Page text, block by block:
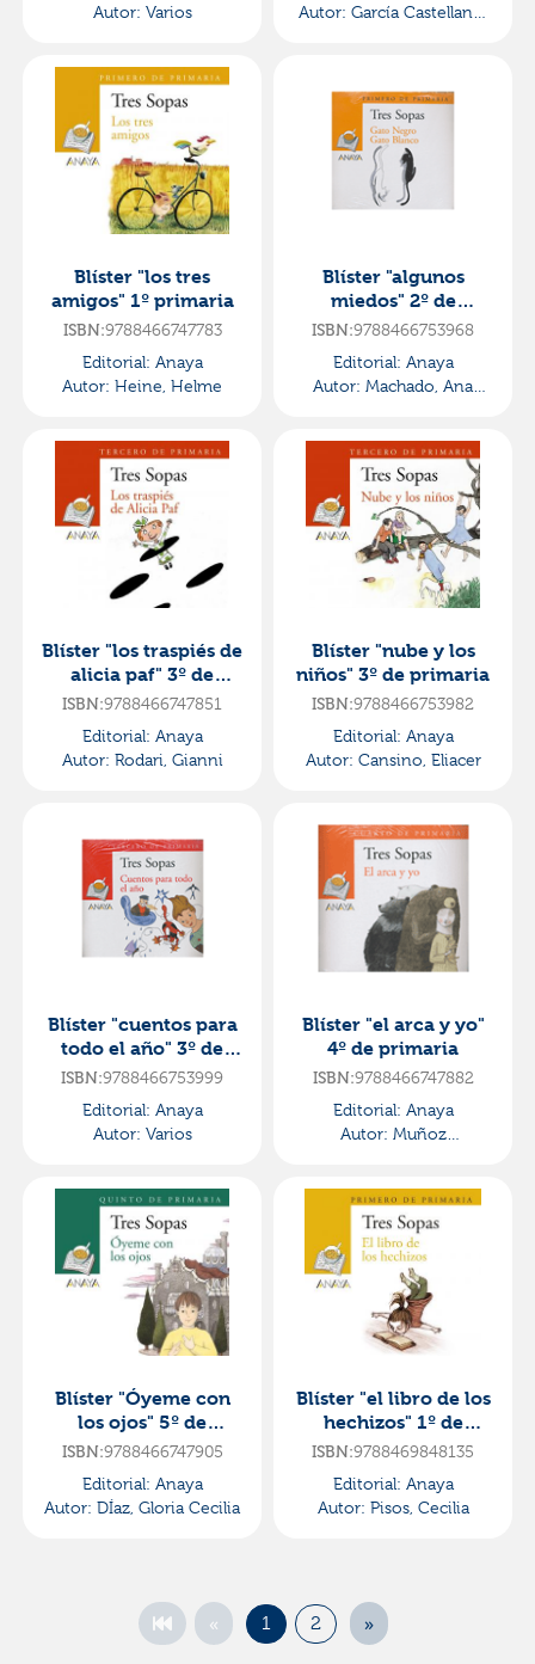
Autor: Varios
Autor: García Castellano,
Blíster "los tres
amigos" 1º primaria
ISBN:9788466747783
Editorial: Anaya
Autor: Heine, Helme
Blíster "algunos
miedos" 2º de
primaria
ISBN:9788466753968
Editorial: Anaya
Autor: Machado, Ana
Blíster "los traspiés de
alicia paf" 3º de
primaria
ISBN:9788466747851
Editorial: Anaya
Autor: Rodari, Gianni
Blíster "nube y los
niños" 3º de primaria
ISBN:9788466753982
Editorial: Anaya
Autor: Cansino, Eliacer
Blíster "cuentos para
todo el año" 3º de
primaria
ISBN:9788466753999
Editorial: Anaya
Autor: Varios
Blíster "el arca y yo"
4º de primaria
ISBN:9788466747882
Editorial: Anaya
Autor: Muñoz
Blíster "Óyeme con
los ojos" 5º de
primaria
ISBN:9788466747905
Editorial: Anaya
Autor: DÍaz, Gloria Cecilia
Blíster "el libro de los
hechizos" 1º de
primaria
ISBN:9788469848135
Editorial: Anaya
Autor: Pisos, Cecilia
« 1 2 »